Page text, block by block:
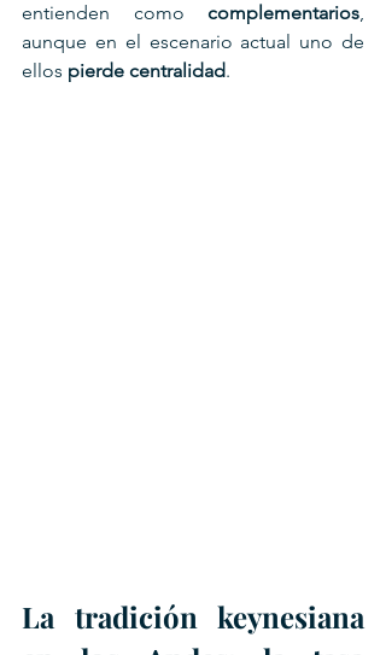
entienden como complementarios,
aunque en el escenario actual uno de
ellos pierde centralidad.
La tradición keynesiana